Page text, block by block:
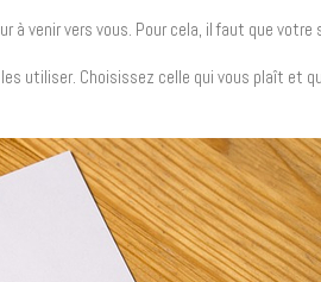
venir vers vous. Pour cela, il faut que votre
utiliser. Choisissez celle qui vous plaît et